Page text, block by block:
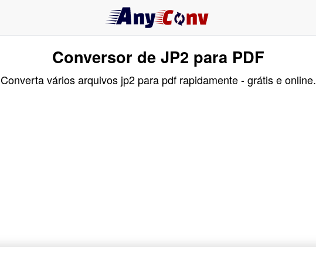
Conversor de JP2 para PDF
Converta vários arquivos jp2 para pdf rapidamente - grátis e online.